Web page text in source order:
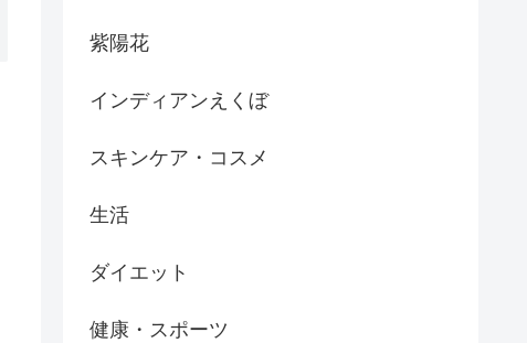
紫陽花
インディアンえくぼ
スキンケア・コスメ
生活
ダイエット
健康・スポーツ